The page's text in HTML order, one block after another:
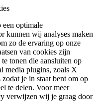
een optimale
kunnen wij analyses maken
zo de ervaring op onze
van cookies zijn
tonen die aansluiten op
media plugins, zoals X
je in staat bent om op
te delen. Voor meer
verwijzen wij je graag door